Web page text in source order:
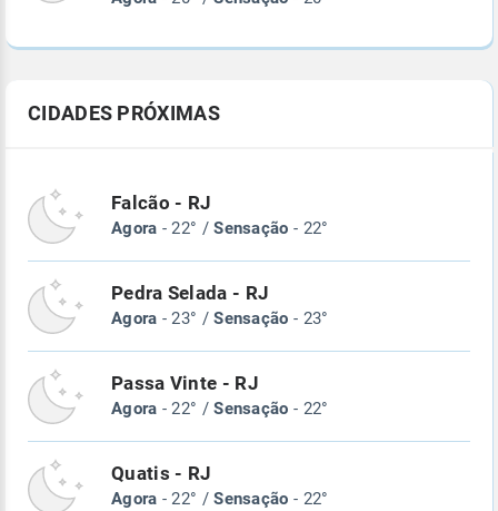
CIDADES PRÓXIMAS
Falcão - RJ
Agora - 22° /Sensação - 22°
Pedra Selada - RJ
Agora - 23° /Sensação - 23°
Passa Vinte - RJ
Agora - 22° /Sensação - 22°
Quatis - RJ
Agora - 22° /Sensação - 22°